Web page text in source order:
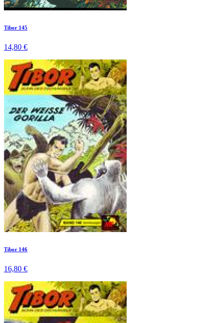
Tibor 145
14,80 €
Tibor 146
16,80 €